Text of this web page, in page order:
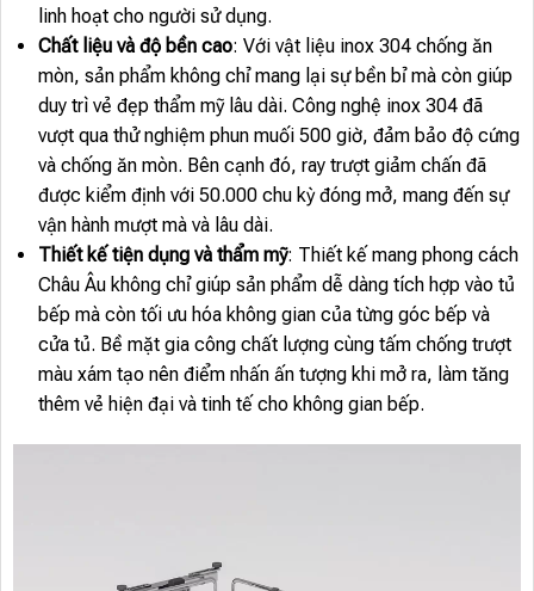
linh hoạt cho người sử dụng.
Chất liệu và độ bền cao: Với vật liệu inox 304 chống ăn
mòn, sản phẩm không chỉ mang lại sự bền bỉ mà còn giúp
duy trì vẻ đẹp thẩm mỹ lâu dài. Công nghệ inox 304 đã
vượt qua thử nghiệm phun muối 500 giờ, đảm bảo độ cứng
và chống ăn mòn. Bên cạnh đó, ray trượt giảm chấn đã
được kiểm định với 50.000 chu kỳ đóng mở, mang đến sự
vận hành mượt mà và lâu dài.
Thiết kế tiện dụng và thẩm mỹ: Thiết kế mang phong cách
Châu Âu không chỉ giúp sản phẩm dễ dàng tích hợp vào tủ
bếp mà còn tối ưu hóa không gian của từng góc bếp và
cửa tủ. Bề mặt gia công chất lượng cùng tấm chống trượt
màu xám tạo nên điểm nhấn ấn tượng khi mở ra, làm tăng
thêm vẻ hiện đại và tinh tế cho không gian bếp.